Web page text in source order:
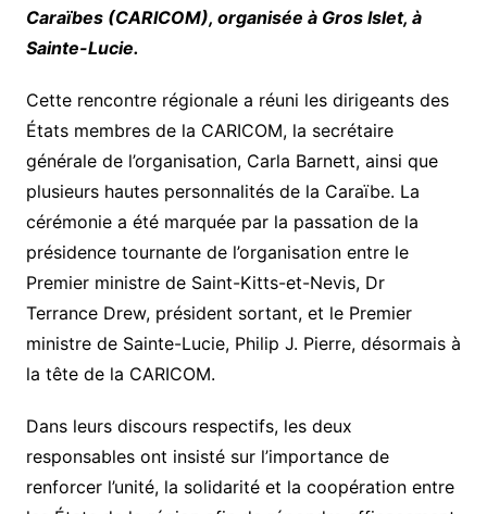
Caraïbes (CARICOM), organisée à Gros Islet, à
Sainte-Lucie.
Cette rencontre régionale a réuni les dirigeants des
États membres de la CARICOM, la secrétaire
générale de l’organisation, Carla Barnett, ainsi que
plusieurs hautes personnalités de la Caraïbe. La
cérémonie a été marquée par la passation de la
présidence tournante de l’organisation entre le
Premier ministre de Saint-Kitts-et-Nevis, Dr
Terrance Drew, président sortant, et le Premier
ministre de Sainte-Lucie, Philip J. Pierre, désormais à
la tête de la CARICOM.
Dans leurs discours respectifs, les deux
responsables ont insisté sur l’importance de
renforcer l’unité, la solidarité et la coopération entre